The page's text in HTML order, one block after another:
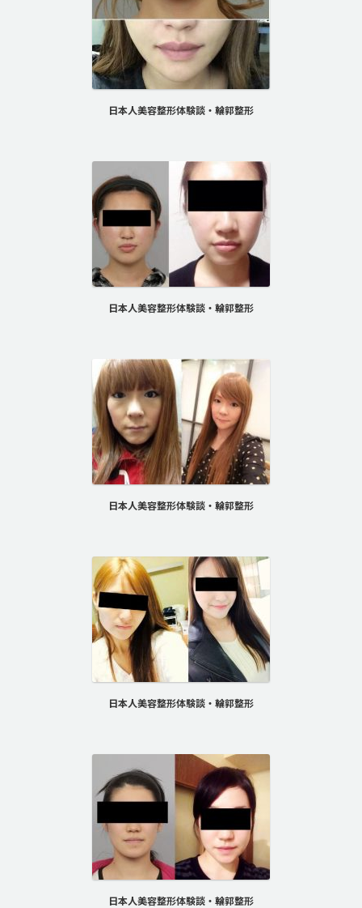
日本人美容整形体験談・輪郭整形
日本人美容整形体験談・輪郭整形
日本人美容整形体験談・輪郭整形
日本人美容整形体験談・輪郭整形
日本人美容整形体験談・輪郭整形